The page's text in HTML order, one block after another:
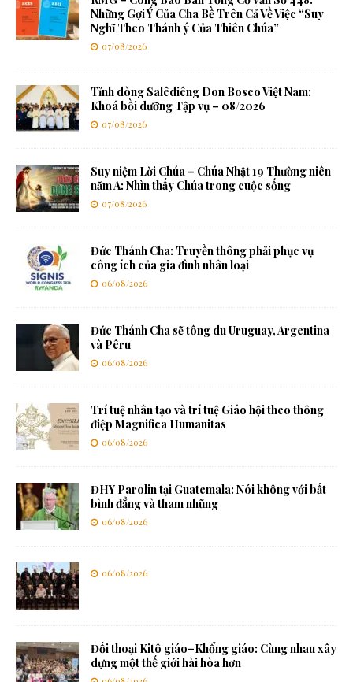
Những Gợi Ý Của Cha Bề Trên Cả Về Việc “Suy
Nghĩ Theo Thánh ý Của Thiên Chúa”
07/08/2026
Tỉnh dòng Salêdiêng Don Bosco Việt Nam:
Khoá bồi dưỡng Tập vụ – 08/2026
07/08/2026
Suy niệm Lời Chúa – Chúa Nhật 19 Thường niên
năm A: Nhìn thấy Chúa trong cuộc sống
07/08/2026
Đức Thánh Cha: Truyền thông phải phục vụ
công ích của gia đình nhân loại
06/08/2026
Đức Thánh Cha sẽ tông du Uruguay, Argentina
và Pêru
06/08/2026
Trí tuệ nhân tạo và trí tuệ Giáo hội theo thông
điệp Magnifica Humanitas
06/08/2026
ĐHY Parolin tại Guatemala: Nói không với bất
bình đẳng và tham nhũng
06/08/2026
06/08/2026
Đối thoại Kitô giáo–Khổng giáo: Cùng nhau xây
dựng một thế giới hài hòa hơn